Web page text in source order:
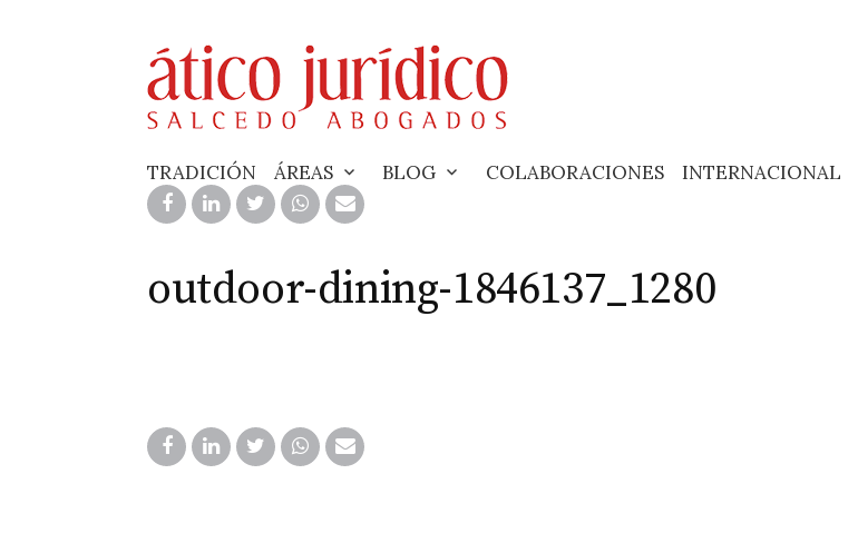
TRADICIÓN ÁREAS BLOG COLABORACIONES INTERNACIONAL
outdoor-dining-1846137_1280